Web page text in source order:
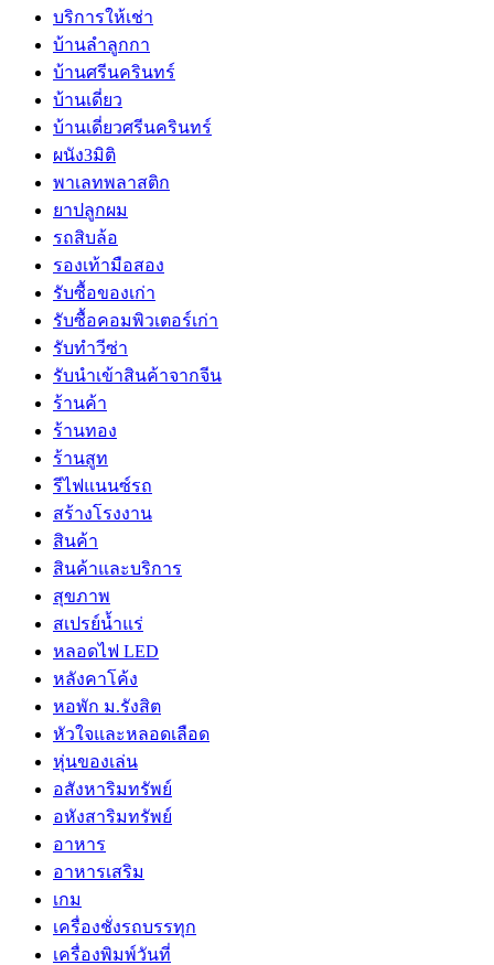
บริการให้เช่า
บ้านลำลูกกา
บ้านศรีนครินทร์
บ้านเดี่ยว
บ้านเดี่ยวศรีนครินทร์
ผนัง3มิติ
พาเลทพลาสติก
ยาปลูกผม
รถสิบล้อ
รองเท้ามือสอง
รับซื้อของเก่า
รับซื้อคอมพิวเตอร์เก่า
รับทำวีซ่า
รับนำเข้าสินค้าจากจีน
ร้านค้า
ร้านทอง
ร้านสูท
รีไฟแนนซ์รถ
สร้างโรงงาน
สินค้า
สินค้าและบริการ
สุขภาพ
สเปรย์น้ำแร่
หลอดไฟ LED
หลังคาโค้ง
หอพัก ม.รังสิต
หัวใจและหลอดเลือด
หุ่นของเล่น
อสังหาริมทรัพย์
อหังสาริมทรัพย์
อาหาร
อาหารเสริม
เกม
เครื่องชั่งรถบรรทุก
เครื่องพิมพ์วันที่